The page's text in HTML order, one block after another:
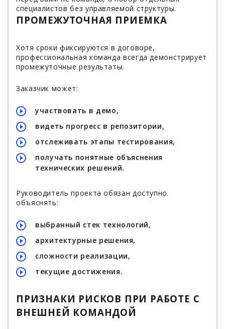
специалистов без управляемой структуры.
ПРОМЕЖУТОЧНАЯ ПРИЕМКА
Хотя сроки фиксируются в договоре,
профессиональная команда всегда демонстрирует
промежуточные результаты.
Заказчик может:
участвовать в демо,
видеть прогресс в репозитории,
отслеживать этапы тестирования,
получать понятные объяснения
технических решений.
Руководитель проекта обязан доступно
объяснять:
выбранный стек технологий,
архитектурные решения,
сложности реализации,
текущие достижения.
ПРИЗНАКИ РИСКОВ ПРИ РАБОТЕ С
ВНЕШНЕЙ КОМАНДОЙ